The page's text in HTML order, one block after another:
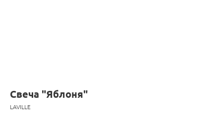
Свеча "Яблоня"
LAVILLE